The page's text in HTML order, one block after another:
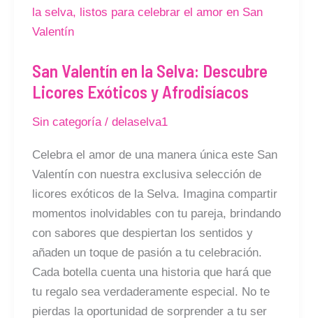
San Valentín en la Selva: Descubre
Licores Exóticos y Afrodisíacos
Sin categoría/ delaselva1
Celebra el amor de una manera única este San
Valentín con nuestra exclusiva selección de
licores exóticos de la Selva. Imagina compartir
momentos inolvidables con tu pareja, brindando
con sabores que despiertan los sentidos y
añaden un toque de pasión a tu celebración.
Cada botella cuenta una historia que hará que
tu regalo sea verdaderamente especial. No te
pierdas la oportunidad de sorprender a tu ser
Valentín
en
Selva:
Descubre
Exóticos
y
Afrodisíacos